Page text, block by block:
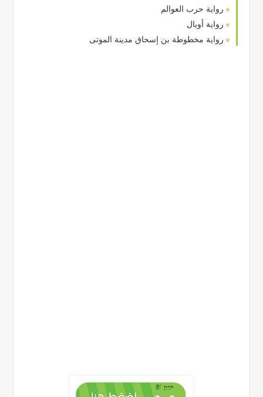
رواية حرب العوالم
رواية أوبال
رواية مخطوطة بن إسحاق مدينة الموتى